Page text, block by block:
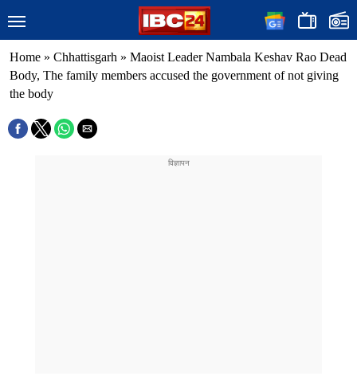
Home » Chhattisgarh » Maoist Leader Nambala Keshav Rao Dead
Body, The family members accused the government of not giving
the body